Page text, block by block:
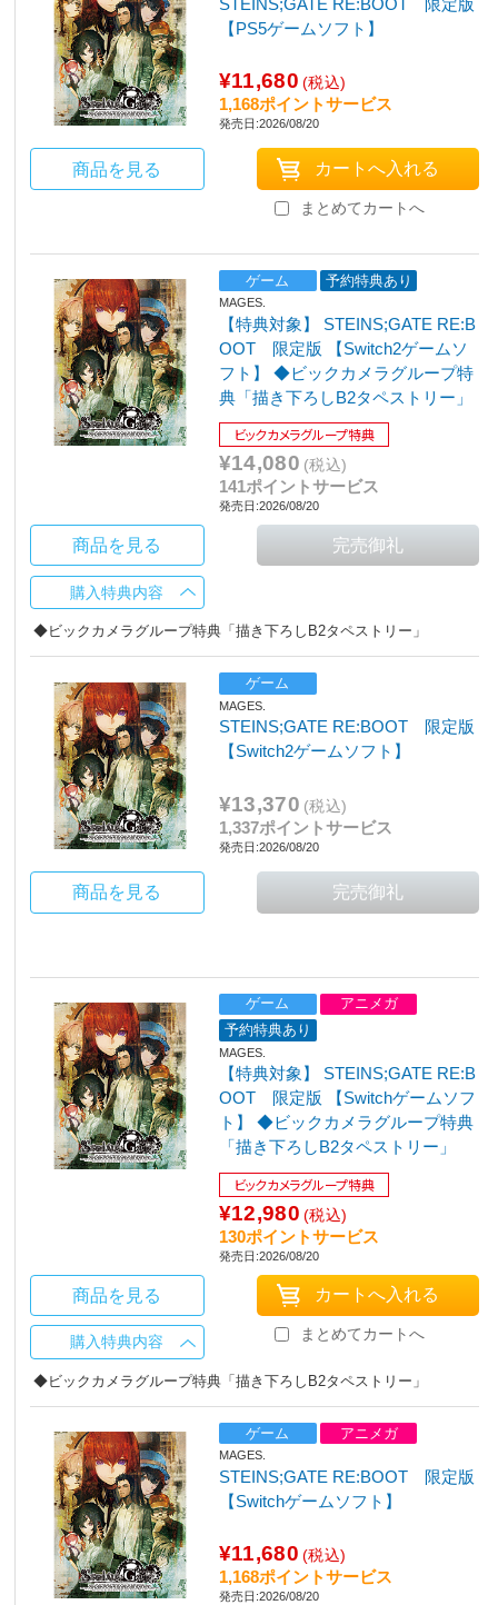
【PS5ゲームソフト】
¥11,680 (税込)
1,168ポイントサービス
発売日:2026/08/20
商品を見る
まとめてカートへ
ゲーム 予約特典あり
MAGES.
【特典対象】 STEINS;GATE RE:B
OOT 限定版 【Switch2ゲームソ
フト】 ◆ビックカメラグループ特
典「描き下ろしB2タペストリー」
ビックカメラグループ特典
¥14,080 (税込)
141ポイントサービス
発売日:2026/08/20
商品を見る
購入特典内容
◆ビックカメラグループ特典「描き下ろしB2タペストリー」
ゲーム
MAGES.
STEINS;GATE RE:BOOT 限定版
【Switch2ゲームソフト】
¥13,370 (税込)
1,337ポイントサービス
発売日:2026/08/20
商品を見る
ゲーム
アニメガ
予約特典あり
MAGES.
【特典対象】 STEINS;GATE RE:B
OOT 限定版 【Switchゲームソフ
ト】 ◆ビックカメラグループ特典
「描き下ろしB2タペストリー」
ビックカメラグループ特典
¥12,980 (税込)
130ポイントサービス
発売日:2026/08/20
商品を見る
購入特典内容
◆ビックカメラグループ特典「描き下ろしB2タペストリー」
まとめてカートへ
ゲーム アニメガ
MAGES.
STEINS;GATE RE:BOOT 限定版
【Switchゲームソフト】
¥11,680 (税込)
1,168ポイントサービス
発売日:2026/08/20